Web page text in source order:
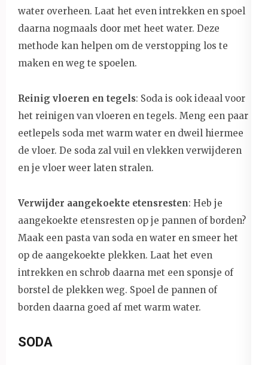
water overheen. Laat het even intrekken en spoel
daarna nogmaals door met heet water. Deze
methode kan helpen om de verstopping los te
maken en weg te spoelen.
Reinig vloeren en tegels: Soda is ook ideaal voor
het reinigen van vloeren en tegels. Meng een paar
eetlepels soda met warm water en dweil hiermee
de vloer. De soda zal vuil en vlekken verwijderen
en je vloer weer laten stralen.
Verwijder aangekoekte etensresten: Heb je
aangekoekte etensresten op je pannen of borden?
Maak een pasta van soda en water en smeer het
op de aangekoekte plekken. Laat het even
intrekken en schrob daarna met een sponsje of
borstel de plekken weg. Spoel de pannen of
borden daarna goed af met warm water.
SODA